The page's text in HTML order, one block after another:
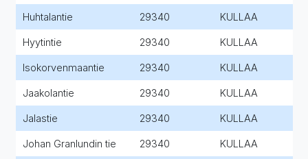
Huhtalantie 29340 KULLAA
Hyytintie 29340 KULLAA
Isokorvenmaantie 29340 KULLAA
Jaakolantie 29340 KULLAA
Jalastie 29340 KULLAA
Johan Granlundin tie 29340 KULLAA